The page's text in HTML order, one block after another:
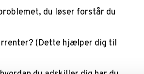
du løser forstår du
(Dette hjælper dig til